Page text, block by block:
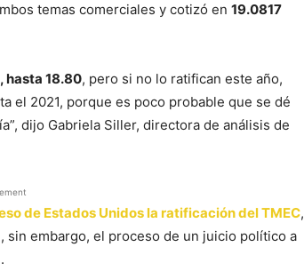
temas comerciales y cotizó en 19.0817
hasta 18.80, pero si no lo ratifican este año,
el 2021, porque es poco probable que se dé
dijo Gabriela Siller, directora de análisis de
de Estados Unidos la ratificación del TMEC,
embargo, el proceso de un juicio político a